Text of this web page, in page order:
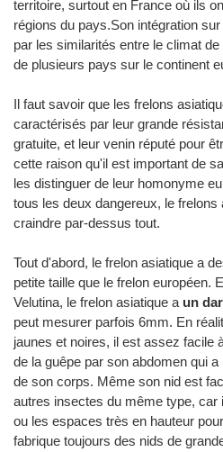
territoire, surtout en France où ils
régions du pays.Son intégration
par les similarités entre le climat
de plusieurs pays sur le continent
Il faut savoir que les frelons
caractérisés par leur grande
gratuite, et leur venin réputé pour
cette raison qu'il est important de
les distinguer de leur homonyme
tous les deux dangereux, le frelons
craindre par-dessus tout.
Tout d'abord, le frelon asiatique a
petite taille que le frelon européen.
Velutina, le frelon asiatique a un
peut mesurer parfois 6mm. En
jaunes et noires, il est assez facile
de la guêpe par son abdomen qui
de son corps. Même son nid est
autres insectes du même type, car
ou les espaces très en hauteur
fabrique toujours des nids de